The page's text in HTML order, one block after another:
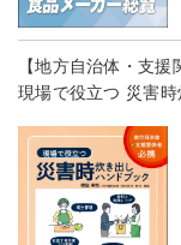
【地方自治体・支援
現場で役立つ 災害